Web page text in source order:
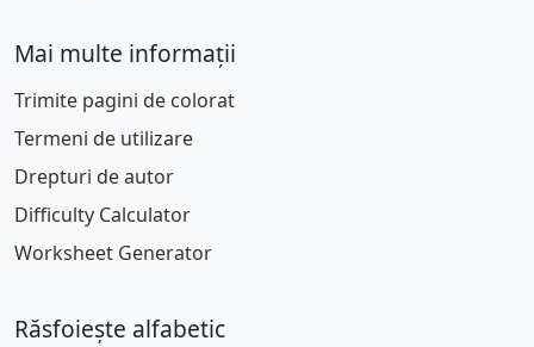
Mai multe informații
Trimite pagini de colorat
Termeni de utilizare
Drepturi de autor
Difficulty Calculator
Worksheet Generator
Răsfoiește alfabetic